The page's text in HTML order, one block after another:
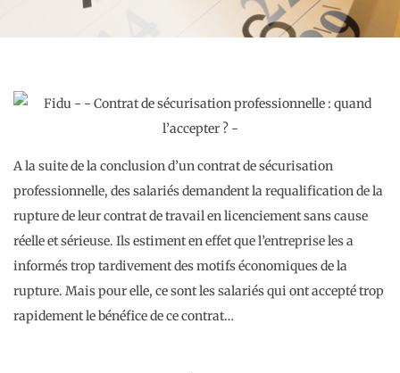
A la suite de la conclusion d’un contrat de sécurisation
professionnelle, des salariés demandent la requalification de la
rupture de leur contrat de travail en licenciement sans cause
réelle et sérieuse. Ils estiment en effet que l’entreprise les a
informés trop tardivement des motifs économiques de la
rupture. Mais pour elle, ce sont les salariés qui ont accepté trop
rapidement le bénéfice de ce contrat…